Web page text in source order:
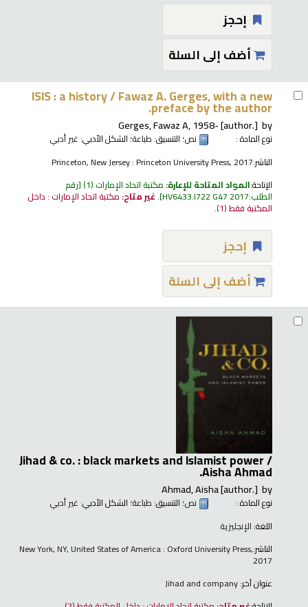
إحجز
أضف إلى السلة
ISIS : a history /Fawaz A. Gerges, with a new
preface by the author.
by
Gerges, Fawaz A, 1958-[author.]
نوع المادة : نص؛ التنسيق: طباعة؛ الشكل الأدبي: غير أدبي
الناشر:Princeton, New Jersey : Princeton University Press, 2017
الإتاحة:المواد المتاحة للإعارة: مكتبة اتحاد الإمارات (1) رقم
الطلب:HV6433.I722 G47 2017
.غير متاح: مكتبة اتحاد الإمارات : داخل
المكتبة فقط(1).
إحجز
أضف إلى السلة
Jihad & co. : black markets and Islamist power /
Aisha Ahmad.
by
Ahmad, Aisha[author.]
نوع المادة : نص؛ التنسيق: طباعة؛ الشكل الأدبي: غير أدبي
اللغة: الإنجليزية
الناشر:New York, NY, United States of America : Oxford University Press,
2017
عنوان آخر:Jihad and company